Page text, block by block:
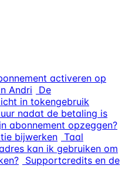
activeren op
Andri
De
in tokengebruik
nadat de betaling is
abonnement opzeggen?
bijwerken Taal
kan ik gebruiken om
Supportcredits en de